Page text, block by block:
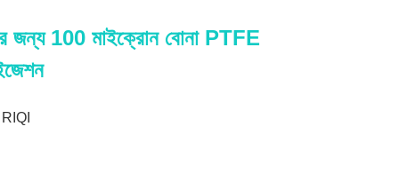
জন্য 100 মাইক্রোন বোনা PTFE
RIQI